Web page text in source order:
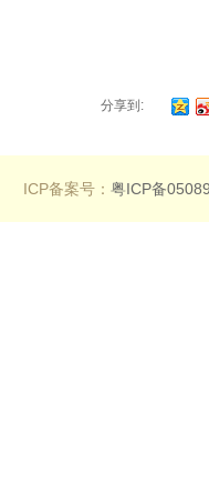
分享到:
ICP备案号： 粤ICP备